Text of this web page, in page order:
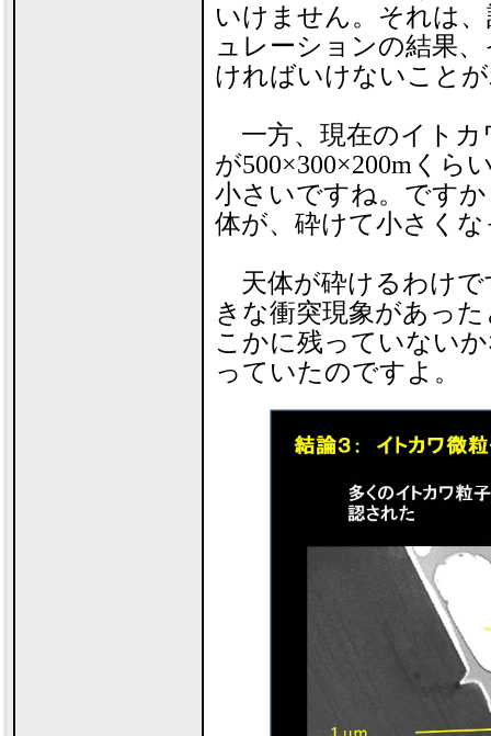
いけません。それは
ュレーションの結果
ければいけないこと
一方、現在のイトカ
が500×300×200mくら
小さいですね。です
体が、砕けて小さく
天体が砕けるわけで
きな衝突現象があっ
こかに残っていない
っていたのですよ。